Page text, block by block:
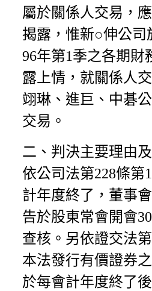
屬於關係人交易，
揭露，惟新○伸公司
96年第1季之各期財
露上情，就關係人
翊琳、進巨、中碁
交易。
二、判決主要理由
依公司法第228條第
計年度終了，董事
告於股東常會開會
查核。另依證交法
本法發行有價證券
於每會計年度終了